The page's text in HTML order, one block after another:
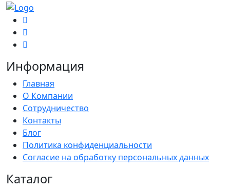
Информация
Главная
О Компании
Сотрудничество
Контакты
Блог
Политика конфиденциальности
Согласие на обработку персональных данных
Каталог